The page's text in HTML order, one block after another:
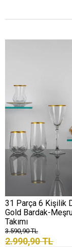
31 Parça 6 Kişilik
Gold Bardak-
Takımı
3.590,90 TL
2.990,90 TL